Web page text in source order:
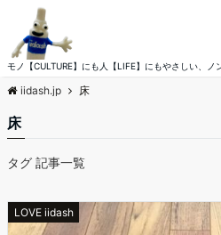
モノ【CULTURE】にも人【LIFE】にもやさしい、ノ
iidash.jp 床
床
タグ 記事一覧
LOVE iidash